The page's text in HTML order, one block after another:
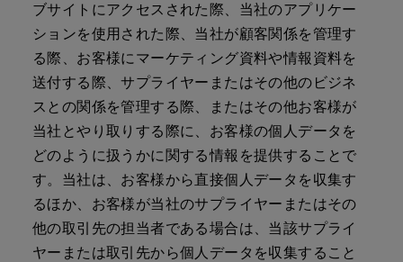
ブサイトにアクセスされた際、当社のアプリケー
ションを使用された際、当社が顧客関係を管理す
る際、お客様にマーケティング資料や情報資料を
送付する際、サプライヤーまたはその他のビジネ
スとの関係を管理する際、またはその他お客様が
当社とやり取りする際に、お客様の個人データを
どのように扱うかに関する情報を提供することで
す。当社は、お客様から直接個人データを収集す
るほか、お客様が当社のサプライヤーまたはその
他の取引先の担当者である場合は、当該サプライ
ヤーまたは取引先から個人データを収集すること